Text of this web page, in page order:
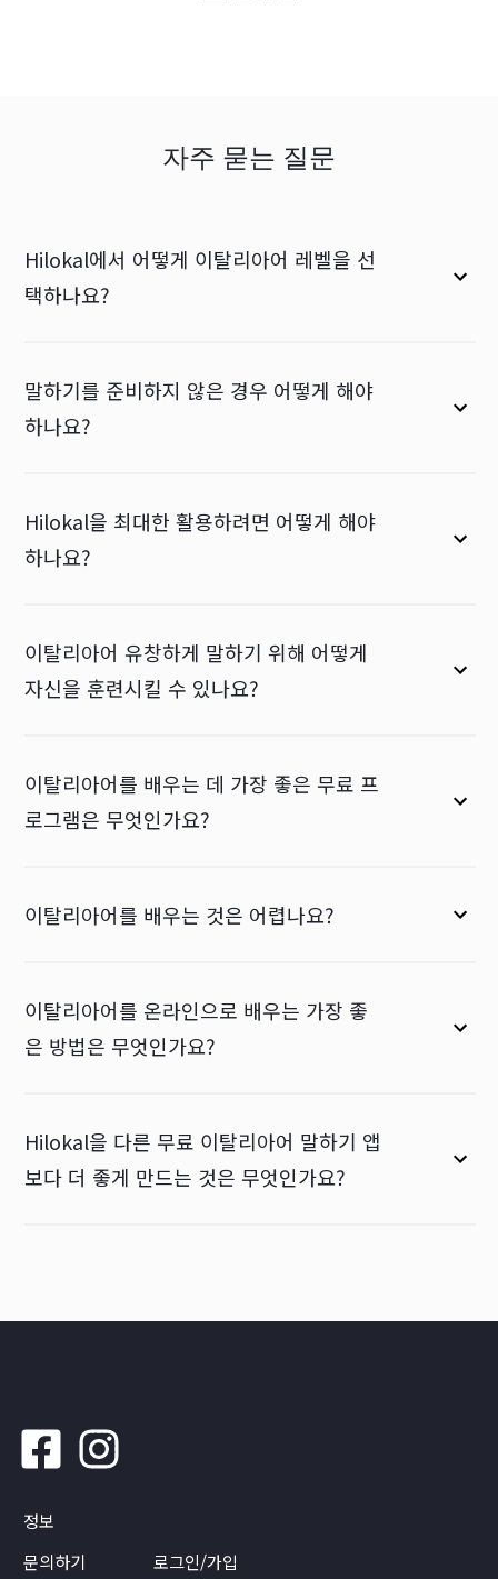
자주 묻는 질문
Hilokal에서 어떻게 이탈리아어 레벨을 선
택하나요?
말하기를 준비하지 않은 경우 어떻게 해야
하나요?
Hilokal을 최대한 활용하려면 어떻게 해야
하나요?
이탈리아어 유창하게 말하기 위해 어떻게
자신을 훈련시킬 수 있나요?
이탈리아어를 배우는 데 가장 좋은 무료 프
로그램은 무엇인가요?
이탈리아어를 배우는 것은 어렵나요?
이탈리아어를 온라인으로 배우는 가장 좋
은 방법은 무엇인가요?
Hilokal을 다른 무료 이탈리아어 말하기 앱
보다 더 좋게 만드는 것은 무엇인가요?
정보
문의하기
로그인/가입